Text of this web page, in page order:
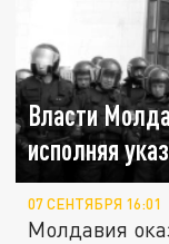
Власти
исполняя
07 СЕНТЯБРЯ 16:01
Молдавия